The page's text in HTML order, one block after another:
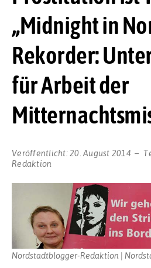
„Midnight in
Rekorder:
für Arbeit der
Veröffentlicht:20. August 2014
Redaktion
Nordstadtblogger-Redaktion |